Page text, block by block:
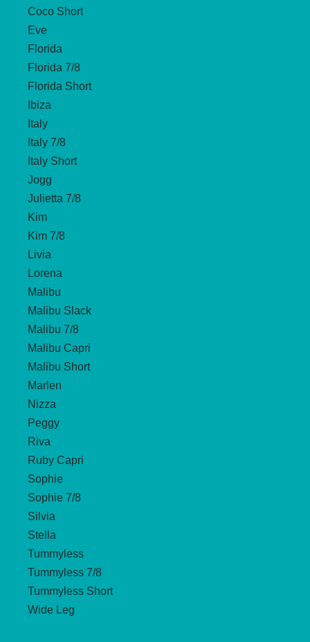
Coco Short
Eve
Florida
Florida 7/8
Florida Short
Ibiza
Italy
Italy 7/8
Italy Short
Jogg
Julietta 7/8
Kim
Kim 7/8
Livia
Lorena
Malibu
Malibu Slack
Malibu 7/8
Malibu Capri
Malibu Short
Marlen
Nizza
Peggy
Riva
Ruby Capri
Sophie
Sophie 7/8
Silvia
Stella
Tummyless
Tummyless 7/8
Tummyless Short
Wide Leg